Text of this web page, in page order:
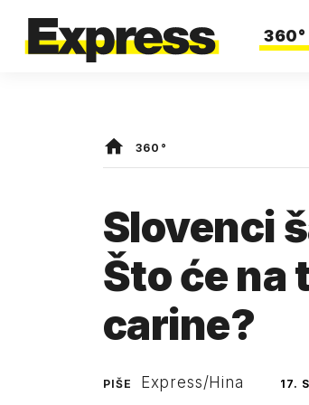
360°
360°
Slovenci
Što će na
carine?
PIŠE Express/Hina 17.